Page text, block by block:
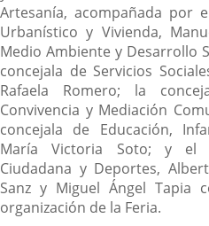
Artesanía, acompañada por
Urbanístico y Vivienda,
Medio Ambiente y Desarrollo
concejala de Servicios
Rafaela Romero; la
Convivencia y Mediación
concejala de Educación,
María Victoria Soto; y el
Ciudadana y Deportes,
Sanz y Miguel Ángel Tapia
organización de la Feria.